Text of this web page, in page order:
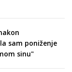
sam poniženje
sinu"